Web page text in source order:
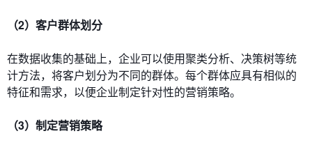
（2）客户群体划分
在数据收集的基础上，企业可以使用聚类分析、决策树等统
计方法，将客户划分为不同的群体。每个群体应具有相似的
特征和需求，以便企业制定针对性的营销策略。
（3）制定营销策略